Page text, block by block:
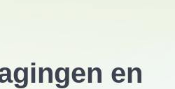
en